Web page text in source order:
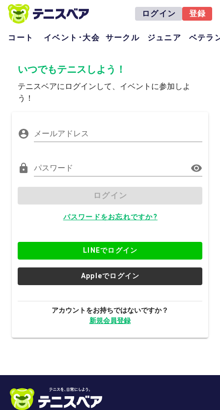
ログイン 登録
コート イベント･大会 サークル ジュニア ベテラ
いつでもテニスしよう！
テニスベアにログインして、イベントに参加しよ
う！
メールアドレス
パスワード
ログイン
パスワードをお忘れですか?
LINEでログイン
Appleでログイン
アカウントをお持ちではないですか？
新規会員登録